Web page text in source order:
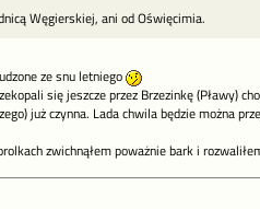
Węgierskiej, ani od Oświęcimia.
ze snu letniego
się jeszcze przez Brzezinkę (Pławy)
już czynna. Lada chwila będzie można
zwichnąłem poważnie bark i